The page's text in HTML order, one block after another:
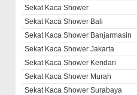
Sekat Kaca Shower
Sekat Kaca Shower Bali
Sekat Kaca Shower Banjarmasin
Sekat Kaca Shower Jakarta
Sekat Kaca Shower Kendari
Sekat Kaca Shower Murah
Sekat Kaca Shower Surabaya